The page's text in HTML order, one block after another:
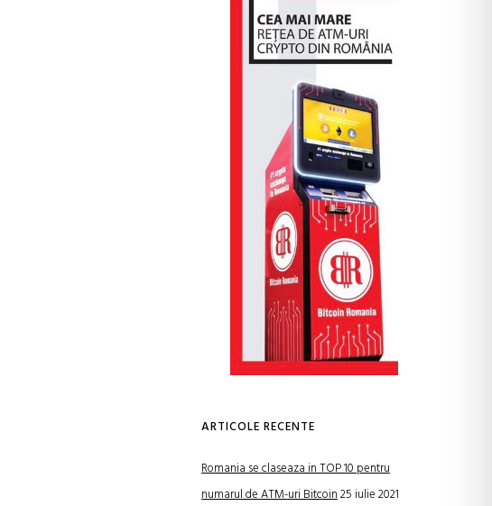
ARTICOLE RECENTE
Romania se claseaza in TOP 10 pentru
numarul de ATM-uri Bitcoin25 iulie 2021